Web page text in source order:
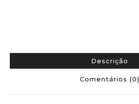
Descrição
Comentários (0)